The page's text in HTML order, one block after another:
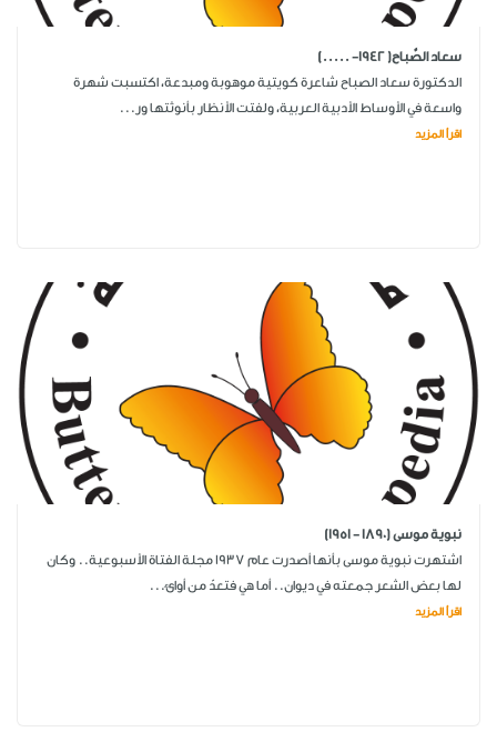
سعاد الصَّباح( 1942- .....)
الدكتورة سعاد الصباح شاعرة كويتية موهوبة ومبدعة، اكتسبت شهرة
واسعة في الأوساط الأدبية العربية، ولفتت الأنظار بأنوثتها ور...
اقرأ المزيد
نبوية موسى (1890 - 1951)
اشتهرت نبوية موسى بأنها أصدرت عام 1937 مجلة الفتاة الأسبوعية.. وكان
لها بعض الشعر جمعته في ديوان.. أما هي فتعدّ من أوائ...
اقرأ المزيد